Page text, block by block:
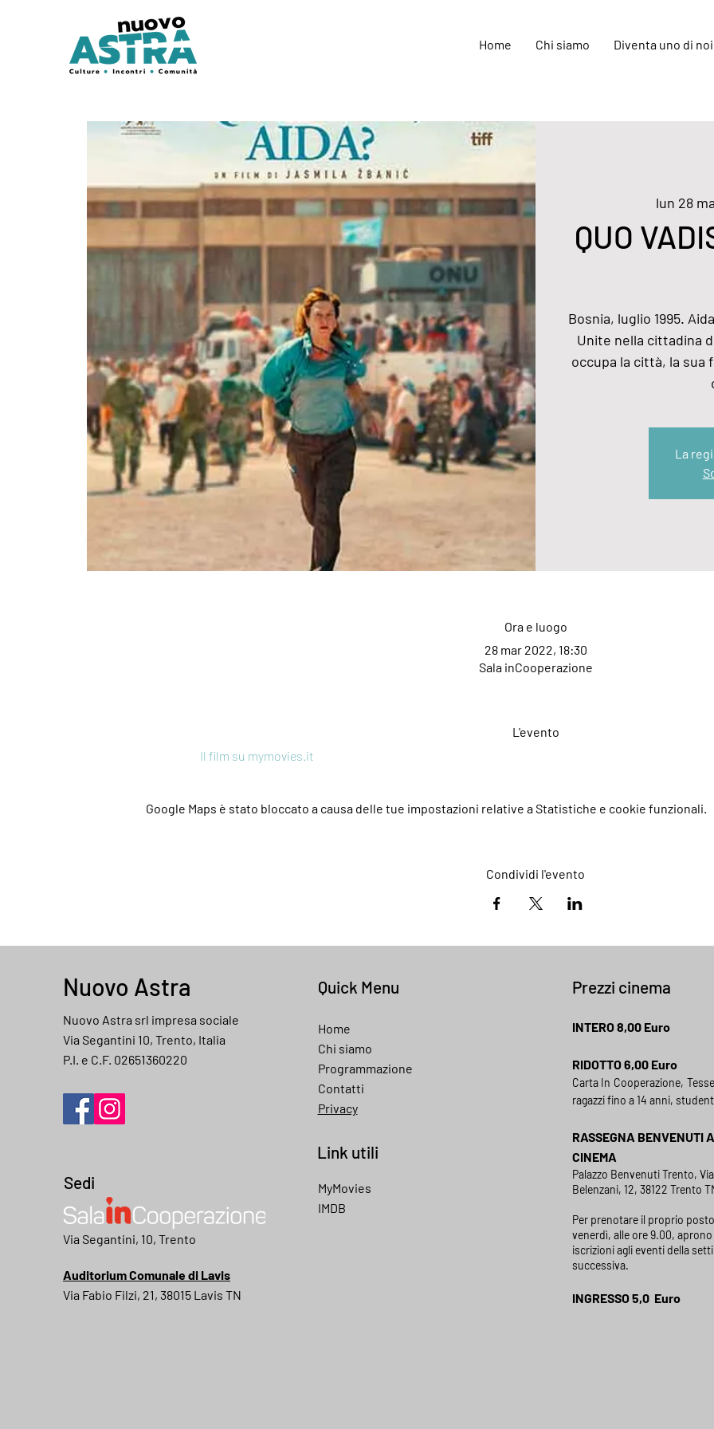
Home Chi siamo Diventa uno di noi
lun 28
QUO
Bosnia, luglio 1995.
Unite nella cittadina
occupa la città, la sua
La
Ora e luogo
28 mar 2022, 18:30
Sala inCooperazione
L'evento
Il film su mymovies.it
Google Maps è stato bloccato a causa delle tue impostazioni relative a Statistiche e cookie funzionali.
Condividi l'evento
Nuovo Astra
Nuovo Astra srl impresa sociale
Via Segantini 10, Trento, Italia
P.I. e C.F. 02651360220
Sedi
Via Segantini, 10, Trento
Auditorium Comunale di Lavis
Via Fabio Filzi, 21, 38015 Lavis TN
Quick Menu
Home
Chi siamo
Programmazione
Contatti
Privacy
Link utili
MyMovies
IMDB
Prezzi cinema
INTERO 8,00 Euro
RIDOTTO 6,00 Euro
Carta In Cooperazione,
ragazzi fino a 14 anni,
RASSEGNA BENVENUTI
CINEMA
Palazzo Benvenuti Trento,
Belenzani, 12, 38122 Trento
Per prenotare il proprio
venerdì, alle ore 9.00, aprono
iscrizioni agli eventi della
successiva.
INGRESSO 5,0 Euro